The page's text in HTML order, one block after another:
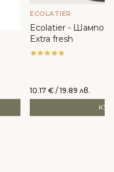
ECOLATIER
Ecolatier -
Extra fresh
10.17 € / 19.89 лв.